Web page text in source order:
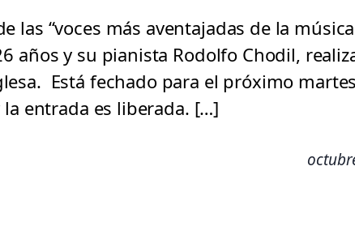
las “voces más aventajadas de la música
años y su pianista Rodolfo Chodil,
Está fechado para el próximo
entrada es liberada. […]